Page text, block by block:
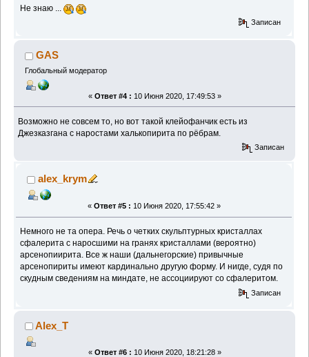
Не знаю ...
Записан
GAS
Глобальный модератор
« Ответ #4 : 10 Июня 2020, 17:49:53 »
Возможно не совсем то, но вот такой клейофанчик есть из
Джезказгана с наростами халькопирита по рёбрам.
Записан
alex_krym
« Ответ #5 : 10 Июня 2020, 17:55:42 »
Немного не та опера. Речь о четких скульптурных кристаллах
сфалерита с наросшими на гранях кристаллами (вероятно)
арсенопиирита. Все ж наши (дальнегорские) привычные
арсенопириты имеют кардинально другую форму. И нигде, судя по
скудным сведениям на миндате, не ассоциируют со сфалеритом.
Записан
Alex_T
« Ответ #6 : 10 Июня 2020, 18:21:28 »